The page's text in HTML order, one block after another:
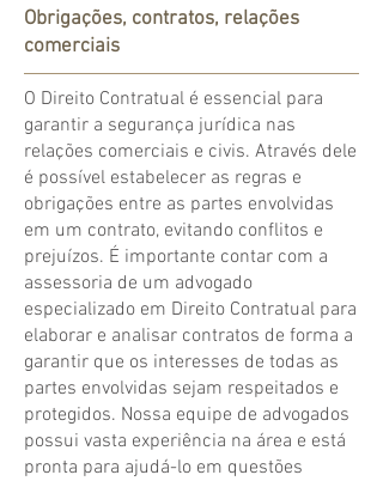
Obrigações, contratos, relações
comerciais
O Direito Contratual é essencial para
garantir a segurança jurídica nas
relações comerciais e civis. Através dele
é possível estabelecer as regras e
obrigações entre as partes envolvidas
em um contrato, evitando conflitos e
prejuízos. É importante contar com a
assessoria de um advogado
especializado em Direito Contratual para
elaborar e analisar contratos de forma a
garantir que os interesses de todas as
partes envolvidas sejam respeitados e
protegidos. Nossa equipe de advogados
possui vasta experiência na área e está
pronta para ajudá-lo em questões